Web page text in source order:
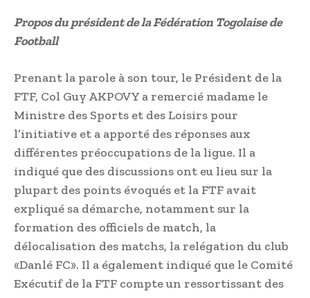
Propos du président de la Fédération Togolaise de
Football
Prenant la parole à son tour, le Président de la
FTF, Col Guy AKPOVY a remercié madame le
Ministre des Sports et des Loisirs pour
l’initiative et a apporté des réponses aux
différentes préoccupations de la ligue. Il a
indiqué que des discussions ont eu lieu sur la
plupart des points évoqués et la FTF avait
expliqué sa démarche, notamment sur la
formation des officiels de match, la
délocalisation des matchs, la relégation du club
«Danlé FC». Il a également indiqué que le Comité
Exécutif de la FTF compte un ressortissant des